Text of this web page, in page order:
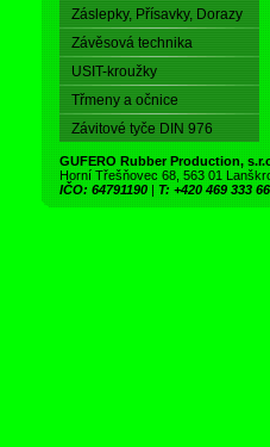
Záslepky, Přísavky, Dorazy
Závěsová technika
USIT-kroužky
Třmeny a očnice
Závitové tyče DIN 976
GUFERO Rubber Production,
Horní Třešňovec 68, 563 01
IČO: 64791190 | T: +420 469 333